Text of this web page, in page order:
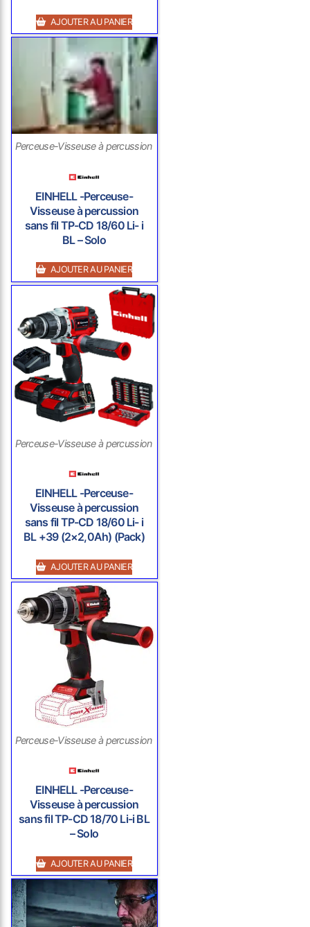
AJOUTER AU PANIER
Perceuse-Visseuse à percussion sans fil
EINHELL -Perceuse-
Visseuse à percussion
sans fil TP-CD 18/60 Li- i
BL – Solo
AJOUTER AU PANIER
Perceuse-Visseuse à percussion sans fil
EINHELL -Perceuse-
Visseuse à percussion
sans fil TP-CD 18/60 Li- i
BL +39 (2×2,0Ah) (Pack)
AJOUTER AU PANIER
Perceuse-Visseuse à percussion sans fil
EINHELL -Perceuse-
Visseuse à percussion
sans fil TP-CD 18/70 Li-i BL
– Solo
AJOUTER AU PANIER